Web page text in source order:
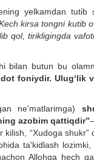
yelkamdan tutib
kirsa tongni kutib
qol, tirikligingda
bilan butun bu
foniydir. Ulug‘lik
ne'matlarimga)
azobim qattiqdir”
“Xudoga
ta'kidlash
Allohga hech